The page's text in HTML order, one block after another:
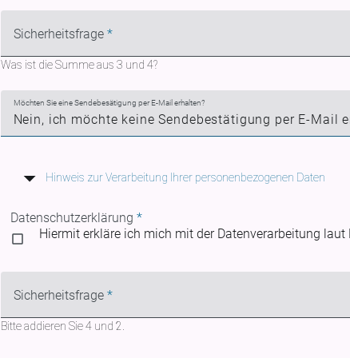
Pflichtfeld
Sicherheitsfrage *
Was ist die Summe aus 3 und 4?
Möchten Sie eine Sendebesätigung per E-Mail erhalten?
Hinweis zur Verarbeitung Ihrer personenbezogenen Daten
berechtigtes Interesse ist, Ihre Anfrage zu beantworten. Eine Weitergabe
für den Zweck ihrer Verarbeitung nicht mehr erforderlich sind. Sie haben
Datenschutzerklärung *
Hiermit erkläre ich mich mit der Datenverarbeitung laut
Pflichtfeld
Sicherheitsfrage *
Bitte addieren Sie 4 und 2.